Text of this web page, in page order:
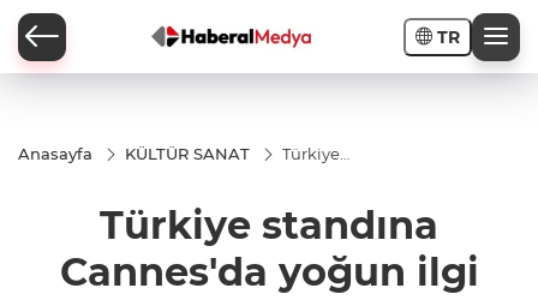
TR
Anasayfa KÜLTÜR SANAT
Türkiye
yoğun ilgi
Türkiye standına
Cannes'da yoğun ilgi